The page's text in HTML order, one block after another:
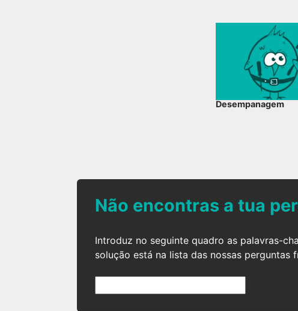
Desempanagem
Não encontras a tua
Introduz no seguinte quadro as palavras-
solução está na lista das nossas perguntas